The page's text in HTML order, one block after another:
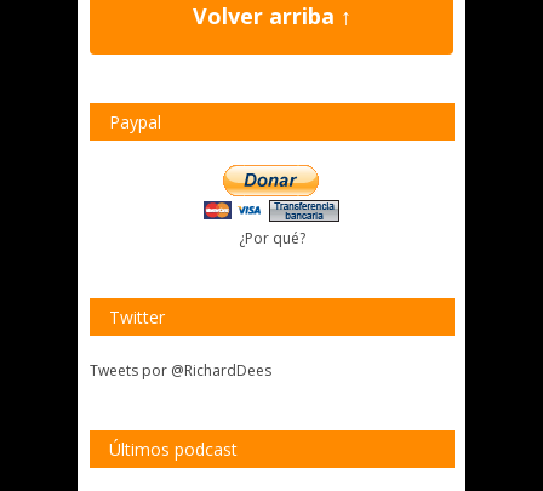
Volver arriba ↑
Paypal
¿Por qué?
Twitter
Tweets por @RichardDees
Últimos podcast